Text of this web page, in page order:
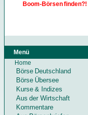
Boom-Börsen finden?!
Menü
Home
Börse Deutschland
Börse Übersee
Kurse & Indizes
Aus der Wirtschaft
Kommentare